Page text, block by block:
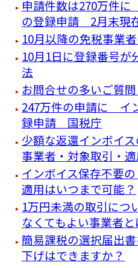
申請件数は270万件
の登録申請 2月末現
10月以降の免税事業
10月1日に登録番号が
法
お問合せの多いご
247万件の申請に イ
録申請 国税庁
少額な返還インボイ
事業者・対象取引・
インボイス保存不要の
適用はいつまで可能？
1万円未満の取引につ
なくてもよい事業者と
簡易課税の選択届出
下げはできますか？